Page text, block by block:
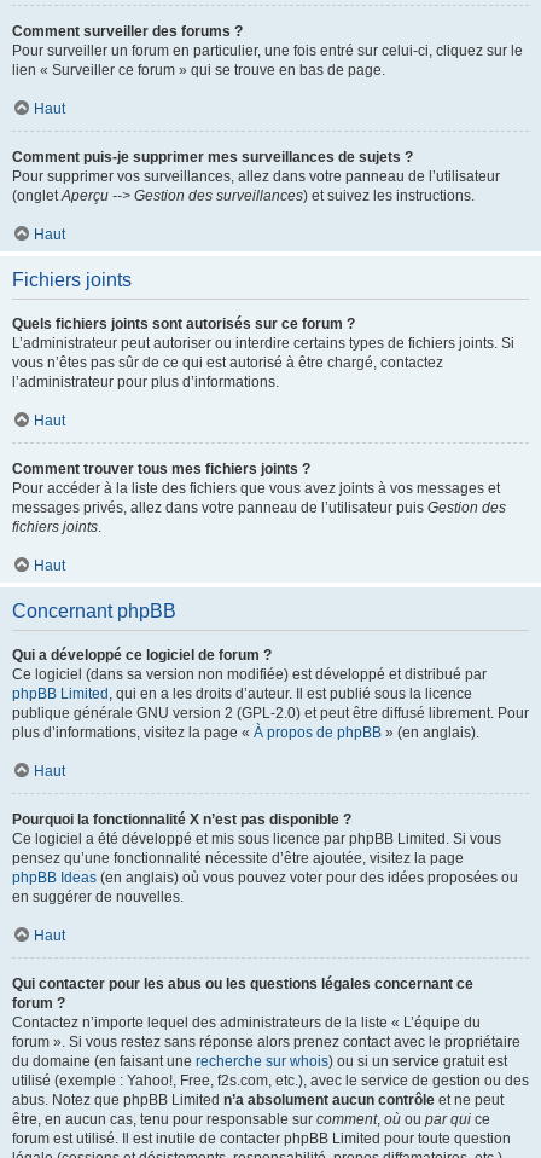
Comment surveiller des forums ?
Pour surveiller un forum en particulier, une fois entré sur celui-ci, cliquez sur le
lien « Surveiller ce forum » qui se trouve en bas de page.
Haut
Comment puis-je supprimer mes surveillances de sujets ?
Pour supprimer vos surveillances, allez dans votre panneau de l’utilisateur
(ongletAperçu --> Gestion des surveillances) et suivez les instructions.
Haut
Fichiers joints
Quels fichiers joints sont autorisés sur ce forum ?
L’administrateur peut autoriser ou interdire certains types de fichiers joints. Si
vous n’êtes pas sûr de ce qui est autorisé à être chargé, contactez
l’administrateur pour plus d’informations.
Haut
Comment trouver tous mes fichiers joints ?
Pour accéder à la liste des fichiers que vous avez joints à vos messages et
messages privés, allez dans votre panneau de l’utilisateur puis Gestion des
fichiers joints.
Haut
Concernant phpBB
Qui a développé ce logiciel de forum ?
Ce logiciel (dans sa version non modifiée) est développé et distribué par
phpBB Limited , qui en a les droits d’auteur. Il est publié sous la licence
publique générale GNU version 2 (GPL-2.0) et peut être diffusé librement. Pour
plus d’informations, visitez la page « À propos de phpBB » (en anglais).
Haut
Pourquoi la fonctionnalité X n’est pas disponible ?
Ce logiciel a été développé et mis sous licence par phpBB Limited. Si vous
pensez qu’une fonctionnalité nécessite d’être ajoutée, visitez la page
phpBB Ideas (en anglais) où vous pouvez voter pour des idées proposées ou
en suggérer de nouvelles.
Haut
Qui contacter pour les abus ou les questions légales concernant ce
forum ?
Contactez n’importe lequel des administrateurs de la liste « L’équipe du
forum ». Si vous restez sans réponse alors prenez contact avec le propriétaire
du domaine (en faisant une recherche sur whois) ou si un service gratuit est
utilisé (exemple : Yahoo!, Free, f2s.com, etc.), avec le service de gestion ou des
abus. Notez que phpBB Limited n’a absolument aucun contrôle et ne peut
être, en aucun cas, tenu pour responsable sur comment, où ou par qui ce
forum est utilisé. Il est inutile de contacter phpBB Limited pour toute question